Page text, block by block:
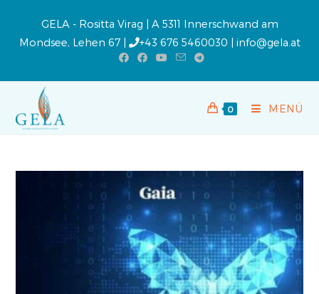
GELA - Rositta Virag | A 5311 Innerschwand am
Mondsee, Lehen 67 |
+43 676 5460030 | info@gela.at
0 MENÜ